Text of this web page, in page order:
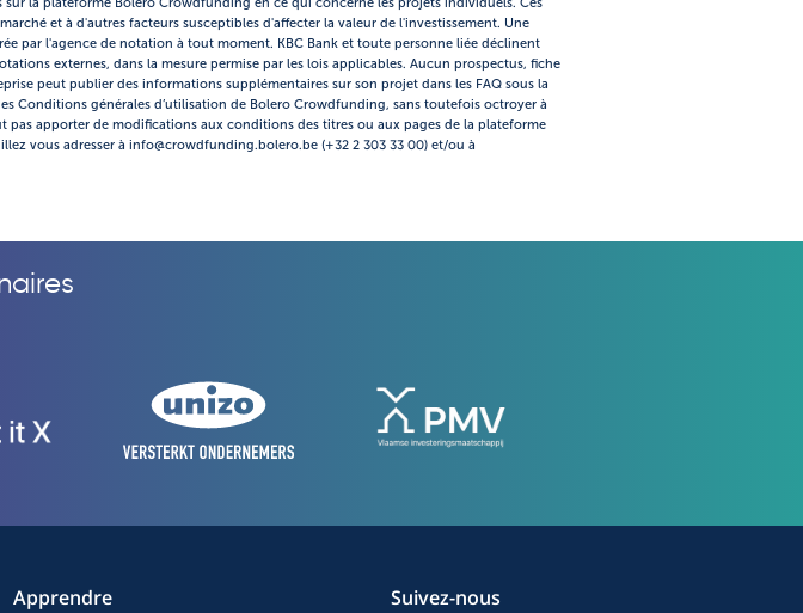
et à d'autres facteurs susceptibles d'affecter la valeur de l'investissement. Une
par l'agence de notation à tout moment. KBC Bank et toute personne liée déclinent
externes, dans la mesure permise par les lois applicables. Aucun prospectus, fiche
peut publier des informations supplémentaires sur son projet dans les FAQ sous la
Conditions générales d’utilisation de Bolero Crowdfunding, sans toutefois octroyer à
pas apporter de modifications aux conditions des titres ou aux pages de la plateforme
vous adresser à info@crowdfunding.bolero.be (+32 2 303 33 00) et/ou à
Apprendre Suivez-nous